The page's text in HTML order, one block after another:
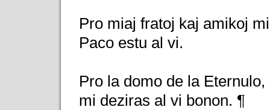
Pro miaj fratoj kaj amikoj
Paco estu al vi.
Pro la domo de la
mi deziras al vi bonon. ¶